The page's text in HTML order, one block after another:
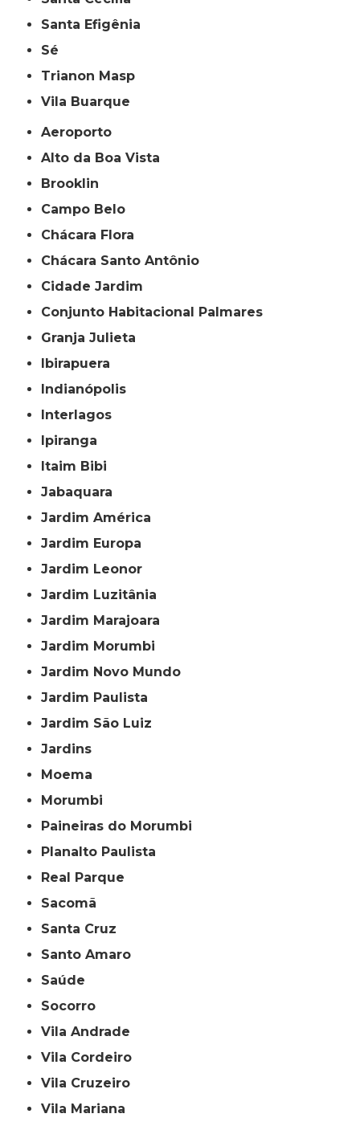
Santa Efigênia
Sé
Trianon Masp
Vila Buarque
Aeroporto
Alto da Boa Vista
Brooklin
Campo Belo
Chácara Flora
Chácara Santo Antônio
Cidade Jardim
Conjunto Habitacional Palmares
Granja Julieta
Ibirapuera
Indianópolis
Interlagos
Ipiranga
Itaim Bibi
Jabaquara
Jardim América
Jardim Europa
Jardim Leonor
Jardim Luzitânia
Jardim Marajoara
Jardim Morumbi
Jardim Novo Mundo
Jardim Paulista
Jardim São Luiz
Jardins
Moema
Morumbi
Paineiras do Morumbi
Planalto Paulista
Real Parque
Sacomã
Santa Cruz
Santo Amaro
Saúde
Socorro
Vila Andrade
Vila Cordeiro
Vila Cruzeiro
Vila Mariana